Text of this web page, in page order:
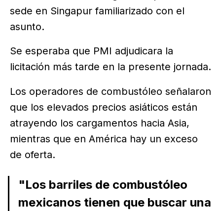
sede en Singapur familiarizado con el
asunto.
Se esperaba que PMI adjudicara la
licitación más tarde en la presente jornada.
Los operadores de combustóleo señalaron
que los elevados precios asiáticos están
atrayendo los cargamentos hacia Asia,
mientras que en América hay un exceso
de oferta.
"Los barriles de combustóleo
mexicanos tienen que buscar una